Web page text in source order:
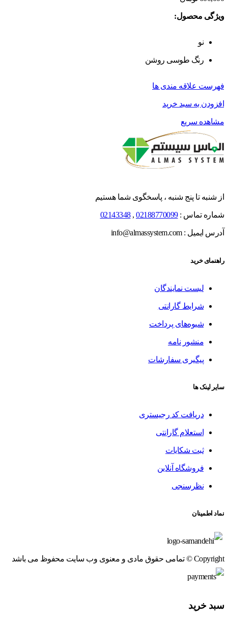
ویژگی محصول:
نو
رنگ طوسی روشن
فهرست علاقه مندی ها
افزودن به سبد خرید
مشاهده سریع
از شنبه تا پنج شنبه ، پاسخگوی شما هستیم
شماره تماس :02188770099
,
02143348
آدرس ایمیل : info@almassystem.com
راهنمای خرید
لیست نمایندگان
شرایط گارانتی
شیوه‌های پرداخت
منشور نامه
پیگیری سفارشات
سایر لینک ها
دریافت کد رجیستری
استعلام گارانتی
ثبت شکایات
فروشگاه آنلاین
نظرسنجی
نماد اطمینان
Copyright © تمامی حقوق مادی و معنوی وب سایت محفوظ می باشد
سبد خرید